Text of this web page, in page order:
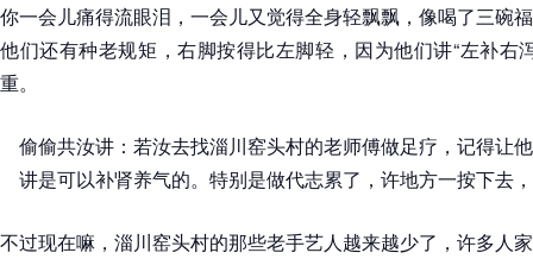
你一会儿痛得流眼泪，一会儿又觉得全身轻飘飘，像喝了三碗
他们还有种老规矩，右脚按得比左脚轻，因为他们讲“左补右
重。
偷偷共汝讲：若汝去找淄川窑头村的老师傅做足疗，记得让
讲是可以补肾养气的。特别是做代志累了，许地方一按下去
不过现在嘛，淄川窑头村的那些老手艺人越来越少了，许多人